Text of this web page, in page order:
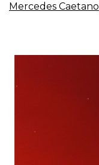
Mercedes Caetano